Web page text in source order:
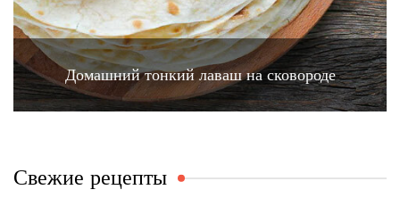
Домашний тонкий лаваш на сковороде
Свежие рецепты